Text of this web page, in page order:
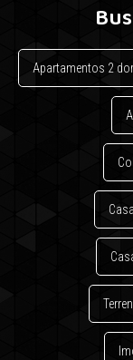
Apartamentos 2